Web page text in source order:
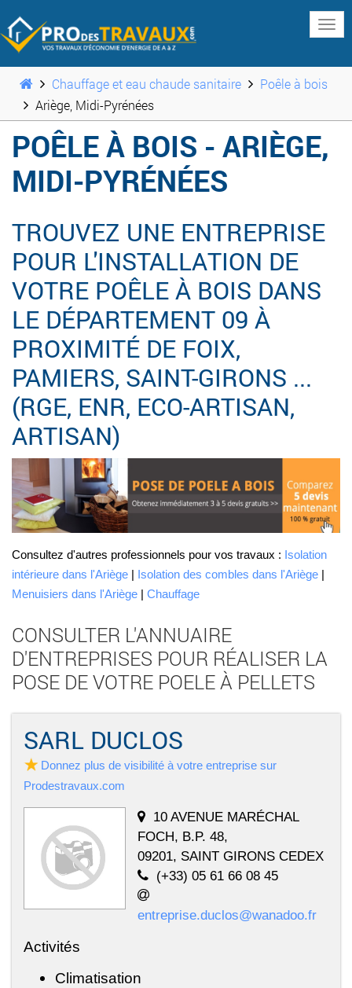
Chauffage et eau chaude sanitaire
Poêle à bois
Ariège, Midi-Pyrénées
POÊLE À BOIS - ARIÈGE,
MIDI-PYRÉNÉES
TROUVEZ UNE ENTREPRISE
POUR L'INSTALLATION DE
VOTRE POÊLE À BOIS DANS
LE DÉPARTEMENT 09 À
PROXIMITÉ DE FOIX,
PAMIERS, SAINT-GIRONS ...
(RGE, ENR, ECO-ARTISAN,
ARTISAN)
Consultez d'autres professionnels pour vos travaux : Isolation
intérieure dans l'Ariège | Isolation des combles dans l'Ariège |
Menuisiers dans l'Ariège | Chauffage
CONSULTER L'ANNUAIRE
D'ENTREPRISES POUR RÉALISER LA
POSE DE VOTRE POELE À PELLETS
SARL DUCLOS
Donnez plus de visibilité à votre entreprise sur
Prodestravaux.com
10 AVENUE MARÉCHAL
FOCH, B.P. 48,
09201, SAINT GIRONS CEDEX
(+33) 05 61 66 08 45
entreprise.duclos@wanadoo.fr
Activités
Climatisation